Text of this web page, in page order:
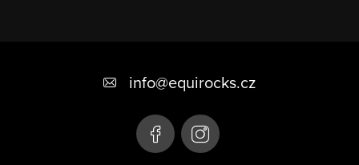
info@equirocks.cz